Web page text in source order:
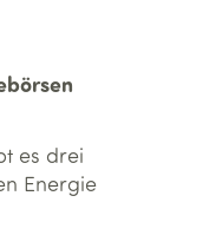
es drei
Energie